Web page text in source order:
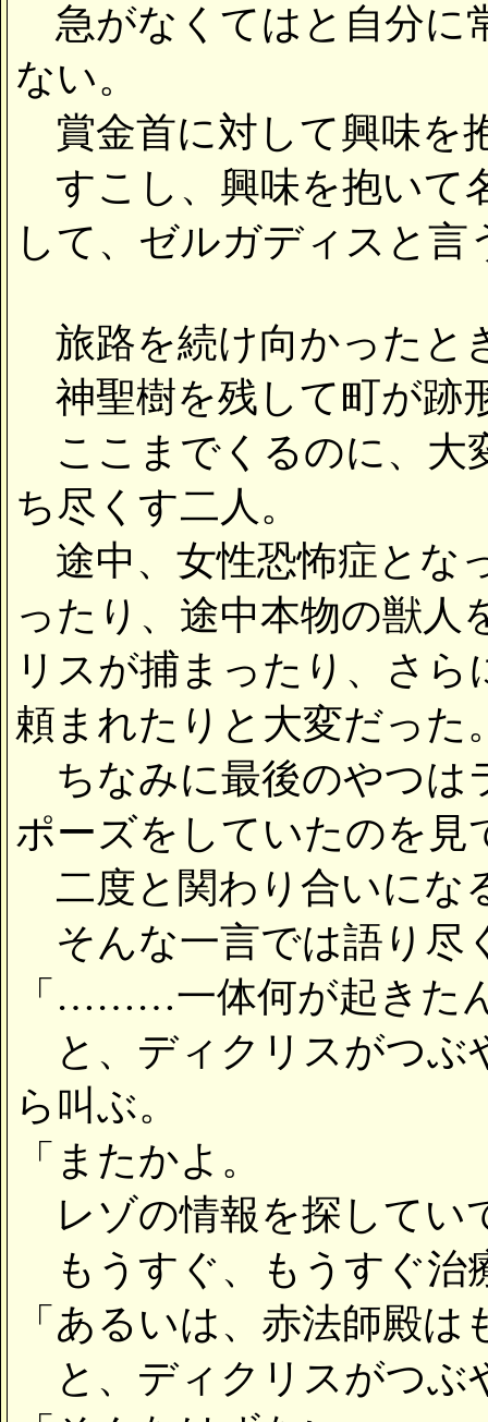
急がなくてはと自分に
ない。
賞金首に対して興味を
すこし、興味を抱いて
して、ゼルガディスと
旅路を続け向かったと
神聖樹を残して町が跡
ここまでくるのに、大
ち尽くす二人。
途中、女性恐怖症とな
ったり、途中本物の獣
リスが捕まったり、さ
頼まれたりと大変だった
ちなみに最後のやつは
ポーズをしていたのを見
二度と関わり合いにな
そんな一言では語り尽
「………一体何が起きた
と、ディクリスがつぶ
ら叫ぶ。
「またかよ。
レゾの情報を探してい
もうすぐ、もうすぐ治
「あるいは、赤法師殿
と、ディクリスがつぶ